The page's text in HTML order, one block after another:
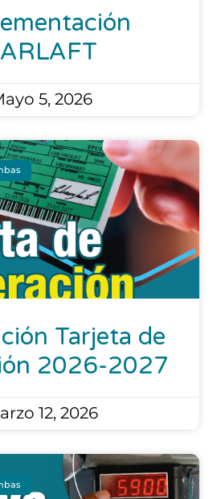
5, 2026
Tarjeta de
2026-2027
12, 2026